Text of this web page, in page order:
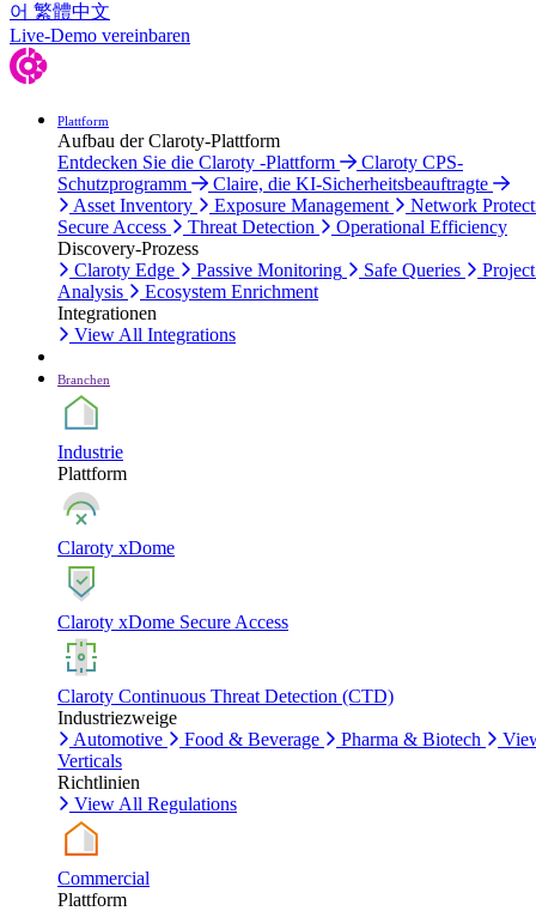
어 繁體中文
Live-Demo vereinbaren
Plattform
Aufbau der Claroty-Plattform
Entdecken Sie die Claroty -Plattform
Claroty CPS-
Schutzprogramm
Claire, die KI-Sicherheitsbeauftragte
Asset Inventory
Exposure Management
Network
Secure Access
Threat Detection
Operational Efficiency
Discovery-Prozess
Claroty Edge
Passive Monitoring Safe Queries
Analysis
Ecosystem Enrichment
Integrationen
View All Integrations
Branchen
Industrie
Plattform
Claroty xDome
Claroty xDome Secure Access
Claroty Continuous Threat Detection (CTD)
Industriezweige
Automotive
Food & Beverage Pharma & Biotech
Verticals
Richtlinien
View All Regulations
Commercial
Plattform